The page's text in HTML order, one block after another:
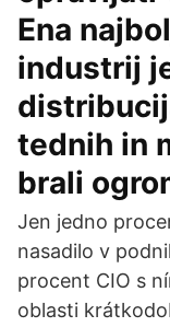
Ena
industrij
tednih in
brali
Jen jedno
nasadilo v
procent CIO s
oblasti